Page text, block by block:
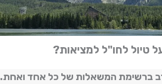
טיול לחו"ל למציאות?
ברשימת המשאלות של כל אחד ואחת.